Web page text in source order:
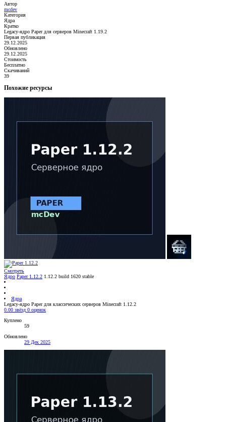
Автор
mcdev
Категория
Ядра
Кратко
Legacy-ядро Paper для серверов Minecraft 1.19.2
Первая публикация
29.12.2025
Обновлено
29.12.2025
Стоимость
Бесплатно
Скачиваний
39
Похожие ресурсы
Смотреть
Ядро Paper 1.12.2 1.12.2 build 1620 stable
Ядра
Legacy-ядро Paper для классических серверов Minecraft 1.12.2
0.00 звёзд 0 оценок
Куплено
59
Обновлено
29 Дек 2025